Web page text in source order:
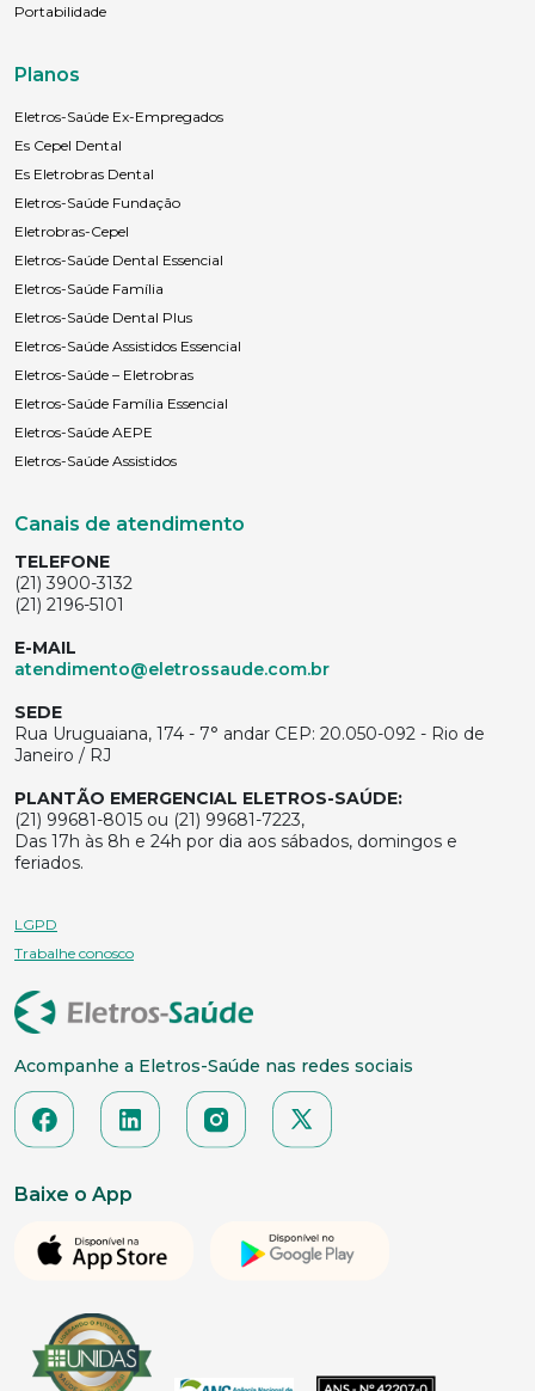
Portabilidade
Planos
Eletros-Saúde Ex-Empregados
Es Cepel Dental
Es Eletrobras Dental
Eletros-Saúde Fundação
Eletrobras-Cepel
Eletros-Saúde Dental Essencial
Eletros-Saúde Família
Eletros-Saúde Dental Plus
Eletros-Saúde Assistidos Essencial
Eletros-Saúde – Eletrobras
Eletros-Saúde Família Essencial
Eletros-Saúde AEPE
Eletros-Saúde Assistidos
Canais de atendimento
TELEFONE
(21) 3900-3132
(21) 2196-5101
E-MAIL
atendimento@eletrossaude.com.br
SEDE
Rua Uruguaiana, 174 - 7° andar CEP: 20.050-092 - Rio de
Janeiro / RJ
PLANTÃO EMERGENCIAL ELETROS-SAÚDE:
(21) 99681-8015 ou (21) 99681-7223,
Das 17h às 8h e 24h por dia aos sábados, domingos e
feriados.
LGPD
Trabalhe conosco
Acompanhe a Eletros-Saúde nas redes sociais
Baixe o App